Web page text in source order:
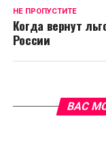
НЕ ПРОПУСТИТЕ
Когда вернут
России
ВАС